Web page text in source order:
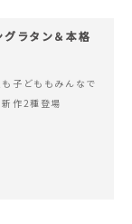
グラタン＆本格
子どももみんなで
作2種登場